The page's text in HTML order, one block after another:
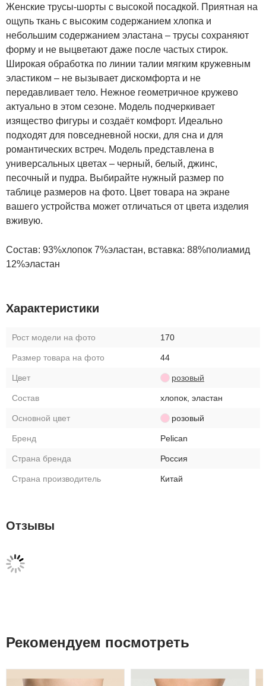
Женские трусы-шорты с высокой посадкой. Приятная на
ощупь ткань с высоким содержанием хлопка и
небольшим содержанием эластана – трусы сохраняют
форму и не выцветают даже после частых стирок.
Широкая обработка по линии талии мягким кружевным
эластиком – не вызывает дискомфорта и не
передавливает тело. Нежное геометричное кружево
актуально в этом сезоне. Модель подчеркивает
изящество фигуры и создаёт комфорт. Идеально
подходят для повседневной носки, для сна и для
романтических встреч. Модель представлена в
универсальных цветах – черный, белый, джинс,
песочный и пудра. Выбирайте нужный размер по
таблице размеров на фото. Цвет товара на экране
вашего устройства может отличаться от цвета изделия
вживую.
Состав: 93%хлопок 7%эластан, вставка: 88%полиамид
12%эластан
Характеристики
Рост модели на фото 170
Размер товара на фото 44
Цвет розовый
Состав хлопок, эластан
Основной цвет розовый
Бренд Pelican
Страна бренда Россия
Страна производитель Китай
Отзывы
Рекомендуем посмотреть